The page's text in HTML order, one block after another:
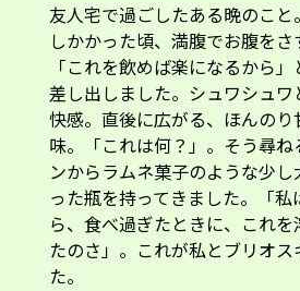
友人宅で過ごしたある晩のこ
しかかった頃、満腹でお腹をさ
「これを飲めば楽になるから
差し出しました。シュワシュ
快感。直後に広がる、ほんの
味。「これは何？」。そう尋
ンからラムネ菓子のような少
った瓶を持ってきました。「
ら、食べ過ぎたときに、これ
たのさ」。これが私とブリオス
た。